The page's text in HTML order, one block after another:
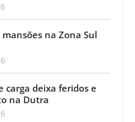
na Zona Sul
carga deixa feridos e
na Dutra